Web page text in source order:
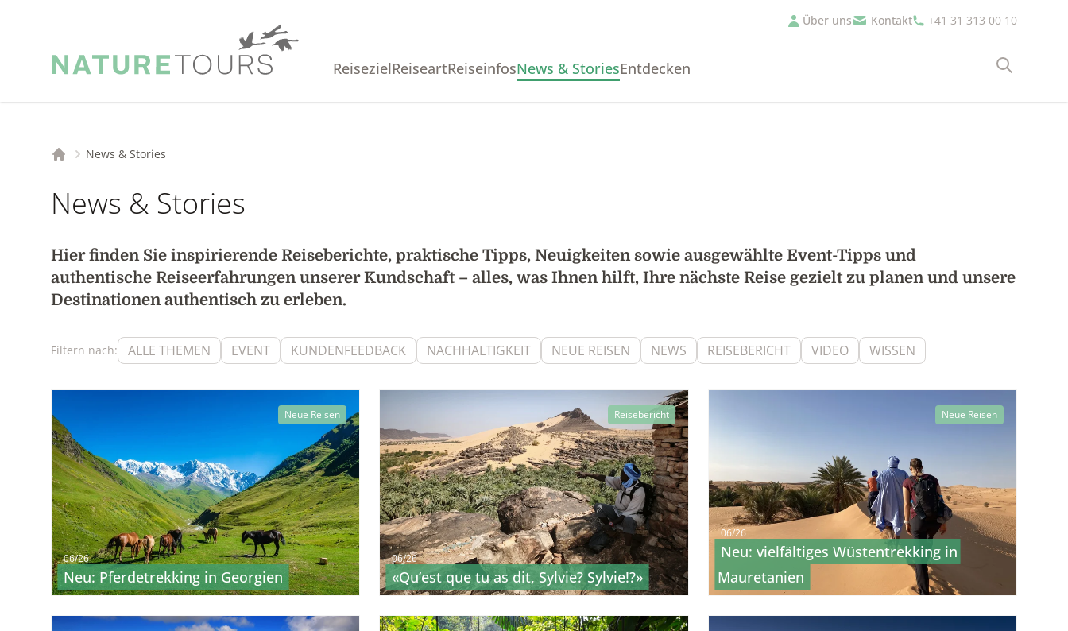
Über uns Kontakt +41 31 313 00 10
ReisezielReiseartReiseinfosNews & StoriesEntdecken Suche
News & Stories
News & Stories
Hier finden Sie inspirierende Reiseberichte, praktische Tipps, Neuigkeiten sowie ausgewählte Event-Tipps und
authentische Reiseerfahrungen unserer Kundschaft – alles, was Ihnen hilft, Ihre nächste Reise gezielt zu planen und unsere
Destinationen authentisch zu erleben.
Filtern nach: ALLE THEMEN EVENT KUNDENFEEDBACK NACHHALTIGKEIT NEUE REISEN NEWS REISEBERICHT VIDEO WISSEN
Neue Reisen
06/26
Neu: Pferdetrekking in Georgien
Reisebericht
06/26
«Qu’est que tu as dit, Sylvie? Sylvie!?»
Neue Reisen
06/26
Neu: vielfältiges Wüstentrekking in
Mauretanien